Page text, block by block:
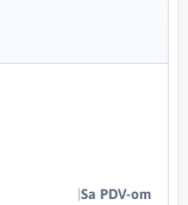
Sa PDV-om